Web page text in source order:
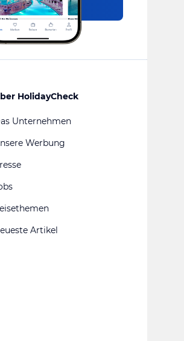
HolidayCheck
Unternehmen
Werbung
Artikel